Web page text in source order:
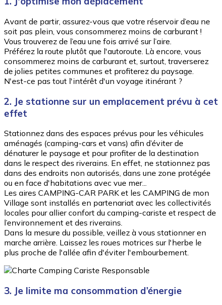
Avant de partir, assurez-vous que votre réservoir d’eau ne
soit pas plein, vous consommerez moins de carburant !
Vous trouverez de l’eau une fois arrivé sur l’aire.
Préférez la route plutôt que l'autoroute. Là encore, vous
consommerez moins de carburant et, surtout, traverserez
de jolies petites communes et profiterez du paysage.
N'est-ce pas tout l'intérêt d'un voyage itinérant ?
2. Je stationne sur un emplacement prévu à cet
effet
Stationnez dans des espaces prévus pour les véhicules
aménagés (camping-cars et vans) afin d’éviter de
dénaturer le paysage et pour profiter de la destination
dans le respect des riverains. En effet, ne stationnez pas
dans des endroits non autorisés, dans une zone protégée
ou en face d'habitations avec vue mer...
Les aires CAMPING-CAR PARK et les CAMPING de mon
Village sont installés en partenariat avec les collectivités
locales pour allier confort du camping-cariste et respect de
l’environnement et des riverains.
Dans la mesure du possible, veillez à vous stationner en
marche arrière. Laissez les roues motrices sur l'herbe le
plus proche de l'allée afin d'éviter l'embourbement.
3. Je limite ma consommation d’énergie